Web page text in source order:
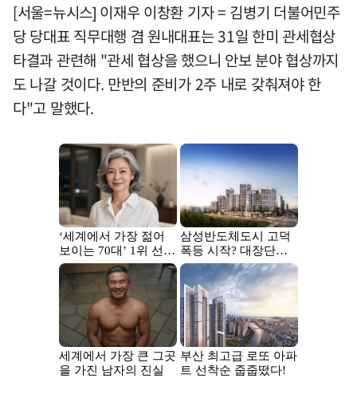
[서울=뉴시스] 이재우 이창환 기자 = 김병기 더불어민주
당 당대표 직무대행 겸 원내대표는 31일 한미 관세협상
타결과 관련해 "관세 협상을 했으니 안보 분야 협상까지
도 나갈 것이다. 만반의 준비가 2주 내로 갖춰져야 한
다"고 말했다.